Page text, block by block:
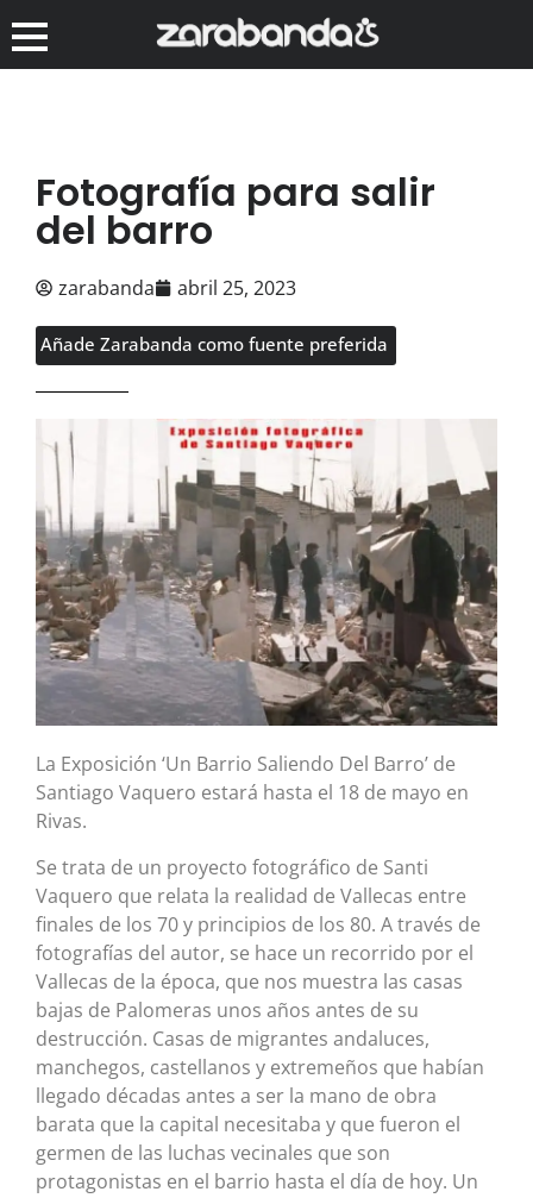
Fotografía para salir
del barro
zarabanda abril 25, 2023
Añade Zarabanda como fuente preferida
La Exposición ‘Un Barrio Saliendo Del Barro’ de
Santiago Vaquero estará hasta el 18 de mayo en
Rivas.
Se trata de un proyecto fotográfico de Santi
Vaquero que relata la realidad de Vallecas entre
finales de los 70 y principios de los 80. A través de
fotografías del autor, se hace un recorrido por el
Vallecas de la época, que nos muestra las casas
bajas de Palomeras unos años antes de su
destrucción. Casas de migrantes andaluces,
manchegos, castellanos y extremeños que habían
llegado décadas antes a ser la mano de obra
barata que la capital necesitaba y que fueron el
germen de las luchas vecinales que son
protagonistas en el barrio hasta el día de hoy. Un